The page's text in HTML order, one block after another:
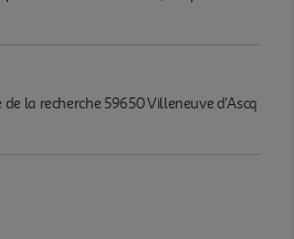
de la recherche 59650 Villeneuve d'Ascq